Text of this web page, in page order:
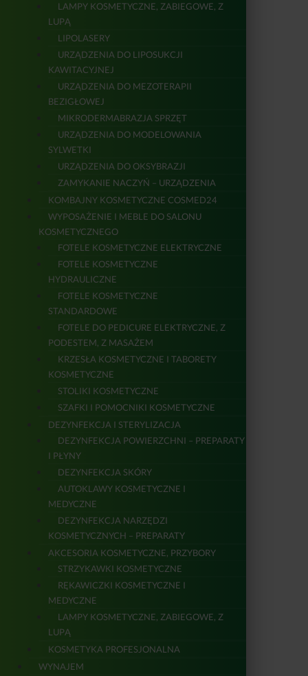
LAMPY KOSMETYCZNE, ZABIEGOWE, Z
LUPĄ
LIPOLASERY
URZĄDZENIA DO LIPOSUKCJI
KAWITACYJNEJ
URZĄDZENIA DO MEZOTERAPII
BEZIGŁOWEJ
MIKRODERMABRAZJA SPRZĘT
URZĄDZENIA DO MODELOWANIA
SYLWETKI
URZĄDZENIA DO OKSYBRAZJI
ZAMYKANIE NACZYŃ – URZĄDZENIA
KOMBAJNY KOSMETYCZNE COSMED24
WYPOSAŻENIE I MEBLE DO SALONU
KOSMETYCZNEGO
FOTELE KOSMETYCZNE ELEKTRYCZNE
FOTELE KOSMETYCZNE
HYDRAULICZNE
FOTELE KOSMETYCZNE
STANDARDOWE
FOTELE DO PEDICURE ELEKTRYCZNE, Z
PODESTEM, Z MASAŻEM
KRZESŁA KOSMETYCZNE I TABORETY
KOSMETYCZNE
STOLIKI KOSMETYCZNE
SZAFKI I POMOCNIKI KOSMETYCZNE
DEZYNFEKCJA I STERYLIZACJA
DEZYNFEKCJA POWIERZCHNI – PREPARATY
I PŁYNY
DEZYNFEKCJA SKÓRY
AUTOKLAWY KOSMETYCZNE I
MEDYCZNE
DEZYNFEKCJA NARZĘDZI
KOSMETYCZNYCH – PREPARATY
AKCESORIA KOSMETYCZNE, PRZYBORY
STRZYKAWKI KOSMETYCZNE
RĘKAWICZKI KOSMETYCZNE I
MEDYCZNE
LAMPY KOSMETYCZNE, ZABIEGOWE, Z
LUPĄ
KOSMETYKA PROFESJONALNA
WYNAJEM